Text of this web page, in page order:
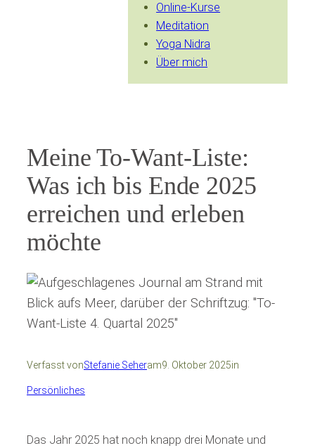
Online-Kurse
Meditation
Yoga Nidra
Über mich
Meine To-Want-Liste:
Was ich bis Ende 2025
erreichen und erleben
möchte
Verfasst vonStefanie Seheram9. Oktober 2025in
Persönliches
Das Jahr 2025 hat noch knapp drei Monate und